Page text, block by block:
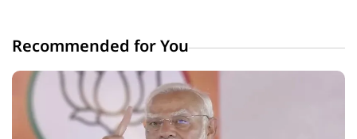
Recommended for You